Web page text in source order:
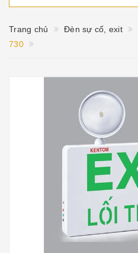
Trang chủ Đèn sự cố, exit
730